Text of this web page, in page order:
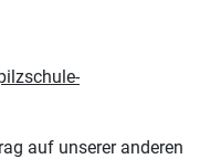
auf unserer anderen